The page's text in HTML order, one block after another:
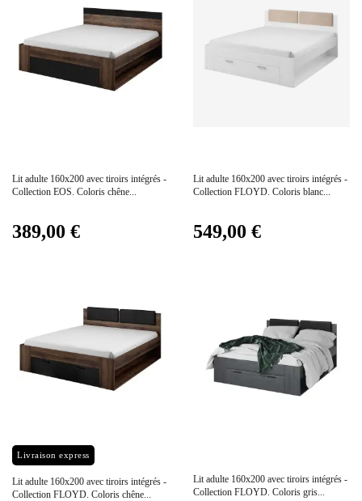
Lit adulte 160x200 avec tiroirs intégrés -
Collection EOS. Coloris chêne...
389,00 €
Lit adulte 160x200 avec tiroirs intégrés -
Collection FLOYD. Coloris blanc...
549,00 €
Livraison express Prix
Lit adulte 160x200 avec tiroirs intégrés -
Collection FLOYD. Coloris chêne...
Lit adulte 160x200 avec tiroirs intégrés -
Collection FLOYD. Coloris gris...